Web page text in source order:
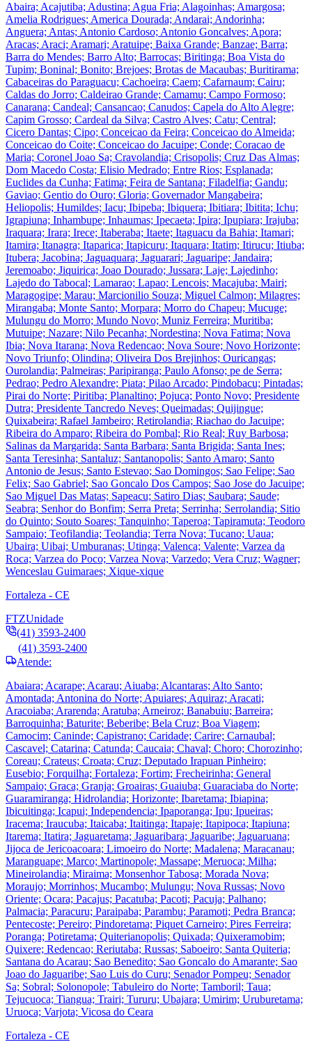
Abaira; Acajutiba; Adustina; Agua Fria; Alagoinhas; Amargosa;
Amelia Rodrigues; America Dourada; Andarai; Andorinha;
Anguera; Antas; Antonio Cardoso; Antonio Goncalves; Apora;
Aracas; Araci; Aramari; Aratuipe; Baixa Grande; Banzae; Barra;
Barra do Mendes; Barro Alto; Barrocas; Biritinga; Boa Vista do
Tupim; Boninal; Bonito; Brejoes; Brotas de Macaubas; Buritirama;
Cabaceiras do Paraguacu; Cachoeira; Caem; Cafarnaum; Cairu;
Caldas do Jorro; Caldeirao Grande; Camamu; Campo Formoso;
Canarana; Candeal; Cansancao; Canudos; Capela do Alto Alegre;
Capim Grosso; Cardeal da Silva; Castro Alves; Catu; Central;
Cicero Dantas; Cipo; Conceicao da Feira; Conceicao do Almeida;
Conceicao do Coite; Conceicao do Jacuipe; Conde; Coracao de
Maria; Coronel Joao Sa; Cravolandia; Crisopolis; Cruz Das Almas;
Dom Macedo Costa; Elisio Medrado; Entre Rios; Esplanada;
Euclides da Cunha; Fatima; Feira de Santana; Filadelfia; Gandu;
Gaviao; Gentio do Ouro; Gloria; Governador Mangabeira;
Heliopolis; Humildes; Iacu; Ibipeba; Ibiquera; Ibitiara; Ibitita; Ichu;
Igrapiuna; Inhambupe; Inhaumas; Ipecaeta; Ipira; Ipupiara; Irajuba;
Iraquara; Irara; Irece; Itaberaba; Itaete; Itaguacu da Bahia; Itamari;
Itamira; Itanagra; Itaparica; Itapicuru; Itaquara; Itatim; Itirucu; Itiuba;
Itubera; Jacobina; Jaguaquara; Jaguarari; Jaguaripe; Jandaira;
Jeremoabo; Jiquirica; Joao Dourado; Jussara; Laje; Lajedinho;
Lajedo do Tabocal; Lamarao; Lapao; Lencois; Macajuba; Mairi;
Maragogipe; Marau; Marcionilio Souza; Miguel Calmon; Milagres;
Mirangaba; Monte Santo; Morpara; Morro do Chapeu; Mucuge;
Mulungu do Morro; Mundo Novo; Muniz Ferreira; Muritiba;
Mutuipe; Nazare; Nilo Pecanha; Nordestina; Nova Fatima; Nova
Ibia; Nova Itarana; Nova Redencao; Nova Soure; Novo Horizonte;
Novo Triunfo; Olindina; Oliveira Dos Brejinhos; Ouricangas;
Ourolandia; Palmeiras; Paripiranga; Paulo Afonso; pe de Serra;
Pedrao; Pedro Alexandre; Piata; Pilao Arcado; Pindobacu; Pintadas;
Pirai do Norte; Piritiba; Planaltino; Pojuca; Ponto Novo; Presidente
Dutra; Presidente Tancredo Neves; Queimadas; Quijingue;
Quixabeira; Rafael Jambeiro; Retirolandia; Riachao do Jacuipe;
Ribeira do Amparo; Ribeira do Pombal; Rio Real; Ruy Barbosa;
Salinas da Margarida; Santa Barbara; Santa Brigida; Santa Ines;
Santa Teresinha; Santaluz; Santanopolis; Santo Amaro; Santo
Antonio de Jesus; Santo Estevao; Sao Domingos; Sao Felipe; Sao
Felix; Sao Gabriel; Sao Goncalo Dos Campos; Sao Jose do Jacuipe;
Sao Miguel Das Matas; Sapeacu; Satiro Dias; Saubara; Saude;
Seabra; Senhor do Bonfim; Serra Preta; Serrinha; Serrolandia; Sitio
do Quinto; Souto Soares; Tanquinho; Taperoa; Tapiramuta; Teodoro
Sampaio; Teofilandia; Teolandia; Terra Nova; Tucano; Uaua;
Ubaira; Uibai; Umburanas; Utinga; Valenca; Valente; Varzea da
Roca; Varzea do Poco; Varzea Nova; Varzedo; Vera Cruz; Wagner;
Wenceslau Guimaraes; Xique-xique
Fortaleza - CE
FTZUnidade
(41) 3593-2400
(41) 3593-2400
Atende:
Abaiara; Acarape; Acarau; Aiuaba; Alcantaras; Alto Santo;
Amontada; Antonina do Norte; Apuiares; Aquiraz; Aracati;
Aracoiaba; Ararenda; Aratuba; Arneiroz; Banabuiu; Barreira;
Barroquinha; Baturite; Beberibe; Bela Cruz; Boa Viagem;
Camocim; Caninde; Capistrano; Caridade; Carire; Carnaubal;
Cascavel; Catarina; Catunda; Caucaia; Chaval; Choro; Chorozinho;
Coreau; Crateus; Croata; Cruz; Deputado Irapuan Pinheiro;
Eusebio; Forquilha; Fortaleza; Fortim; Frecheirinha; General
Sampaio; Graca; Granja; Groairas; Guaiuba; Guaraciaba do Norte;
Guaramiranga; Hidrolandia; Horizonte; Ibaretama; Ibiapina;
Ibicuitinga; Icapui; Independencia; Ipaporanga; Ipu; Ipueiras;
Iracema; Iraucuba; Itaicaba; Itaitinga; Itapaje; Itapipoca; Itapiuna;
Itarema; Itatira; Jaguaretama; Jaguaribara; Jaguaribe; Jaguaruana;
Jijoca de Jericoacoara; Limoeiro do Norte; Madalena; Maracanau;
Maranguape; Marco; Martinopole; Massape; Meruoca; Milha;
Mineirolandia; Miraima; Monsenhor Tabosa; Morada Nova;
Moraujo; Morrinhos; Mucambo; Mulungu; Nova Russas; Novo
Oriente; Ocara; Pacajus; Pacatuba; Pacoti; Pacuja; Palhano;
Palmacia; Paracuru; Paraipaba; Parambu; Paramoti; Pedra Branca;
Pentecoste; Pereiro; Pindoretama; Piquet Carneiro; Pires Ferreira;
Poranga; Potiretama; Quiterianopolis; Quixada; Quixeramobim;
Quixere; Redencao; Reriutaba; Russas; Saboeiro; Santa Quiteria;
Santana do Acarau; Sao Benedito; Sao Goncalo do Amarante; Sao
Joao do Jaguaribe; Sao Luis do Curu; Senador Pompeu; Senador
Sa; Sobral; Solonopole; Tabuleiro do Norte; Tamboril; Taua;
Tejucuoca; Tiangua; Trairi; Tururu; Ubajara; Umirim; Uruburetama;
Uruoca; Varjota; Vicosa do Ceara
Fortaleza - CE